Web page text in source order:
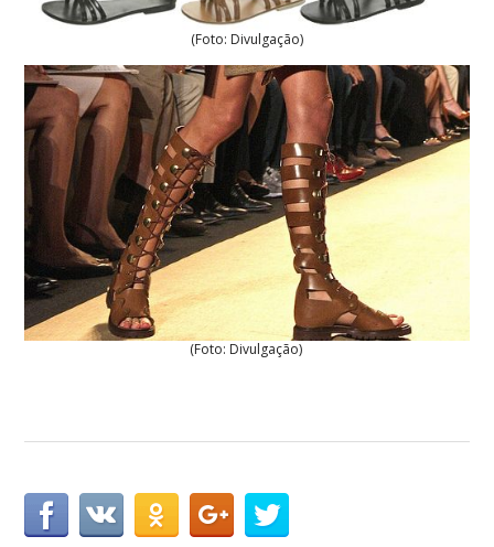
(Foto: Divulgação)
(Foto: Divulgação)